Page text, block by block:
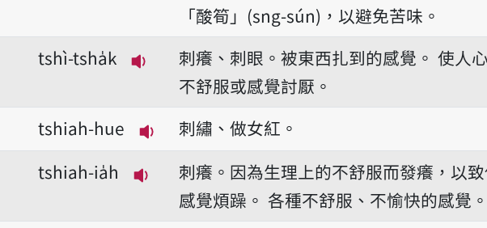
「酸筍」(sng-sún)，以避免苦味。
tshì-tsha̍k
播放音讀tshì-tsha̍k
刺癢、刺眼。被東西扎到的感覺。 使人
不舒服或感覺討厭。
tshiah-hue
播放音讀tshiah-hue
刺繡、做女紅。
tshiah-ia̍h
播放音讀tshiah-ia̍h
刺癢。因為生理上的不舒服而發癢，以
感覺煩躁。 各種不舒服、不愉快的感覺。